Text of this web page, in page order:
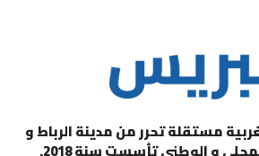
مستقلة تحرر من مدينة الرباط و